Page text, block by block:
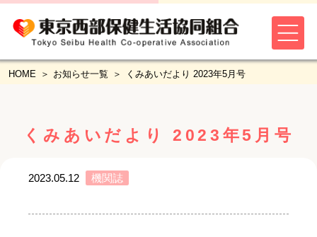
HOME お知らせ一覧 くみあいだより 2023年5月号
くみあいだより 2023年5月号
2023.05.12 機関誌